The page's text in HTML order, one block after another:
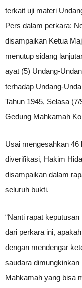
terkait uji materi
Pers dalam perkara:
disampaikan Ketua
menutup sidang
ayat (5) Undang-
terhadap Undang-
Tahun 1945, Selasa
Gedung Mahkamah
Usai mengesahkan 46
diverifikasi, Hakim
disampaikan dalam
seluruh bukti.
“Nanti rapat
dari perkara ini,
dengan mendengar
saudara
Mahkamah yang bisa